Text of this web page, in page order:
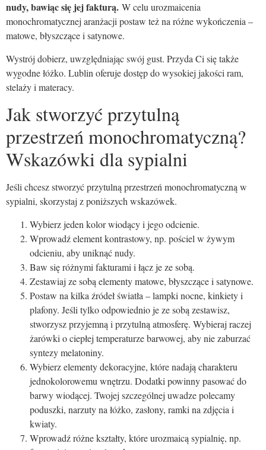
nudy, bawiąc się jej fakturą. W celu urozmaicenia
monochromatycznej aranżacji postaw też na różne wykończenia –
matowe, błyszczące i satynowe.
Wystrój dobierz, uwzględniając swój gust. Przyda Ci się także
wygodne łóżko. Lublin oferuje dostęp do wysokiej jakości ram,
stelaży i materacy.
Jak stworzyć przytulną
przestrzeń monochromatyczną?
Wskazówki dla sypialni
Jeśli chcesz stworzyć przytulną przestrzeń monochromatyczną w
sypialni, skorzystaj z poniższych wskazówek.
Wybierz jeden kolor wiodący i jego odcienie.
Wprowadź element kontrastowy, np. pościel w żywym
odcieniu, aby uniknąć nudy.
Baw się różnymi fakturami i łącz je ze sobą.
Zestawiaj ze sobą elementy matowe, błyszczące i satynowe.
Postaw na kilka źródeł światła – lampki nocne, kinkiety i
plafony. Jeśli tylko odpowiednio je ze sobą zestawisz,
stworzysz przyjemną i przytulną atmosferę. Wybieraj raczej
żarówki o ciepłej temperaturze barwowej, aby nie zaburzać
syntezy melatoniny.
Wybierz elementy dekoracyjne, które nadają charakteru
jednokolorowemu wnętrzu. Dodatki powinny pasować do
barwy wiodącej. Twojej szczególnej uwadze polecamy
poduszki, narzuty na łóżko, zasłony, ramki na zdjęcia i
kwiaty.
Wprowadź różne kształty, które urozmaicą sypialnię, np.